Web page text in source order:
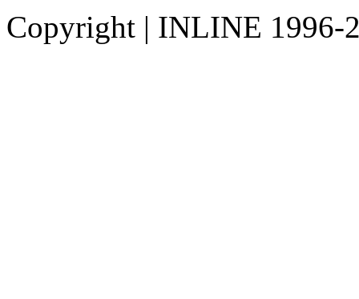
Copyright | INLINE 1996-